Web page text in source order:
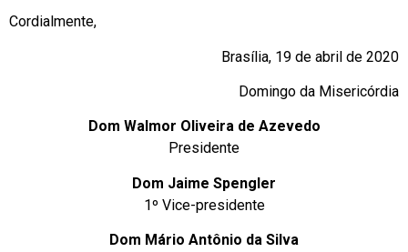
Cordialmente,
Brasília, 19 de abril de 2020
Domingo da Misericórdia
Dom Walmor Oliveira de Azevedo
Presidente
Dom Jaime Spengler
1º Vice-presidente
Dom Mário Antônio da Silva